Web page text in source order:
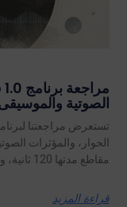
الصوتية
الحوار، والمؤثرات
مقاطع مدتها 120 ثانية، وذلك من خلال 23 عينة. اطلع على النتائج.
قراءة المزيد